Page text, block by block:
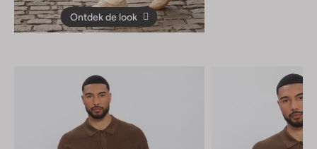
Ontdek de look